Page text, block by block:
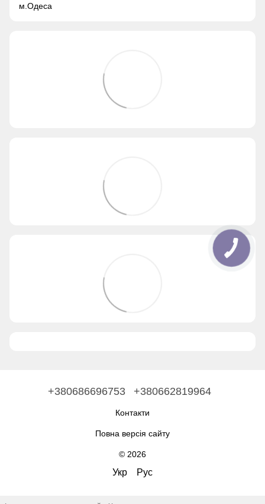
м.Одеса
+380686696753 +380662819964
Контакти
Повна версія сайту
© 2026
Укр Рус